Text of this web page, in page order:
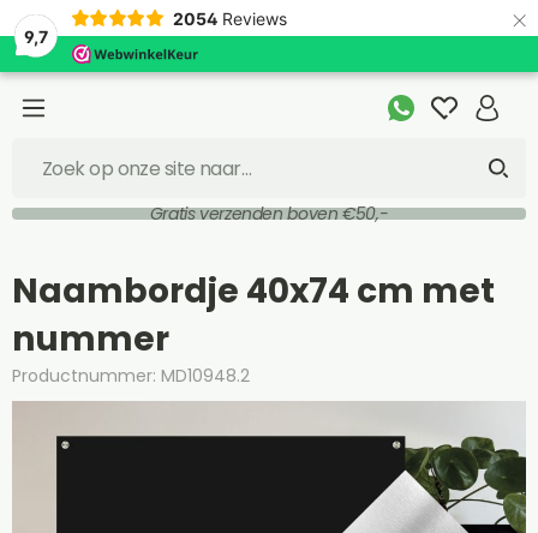
9,7
2054 Reviews ×
Gratis verzenden boven €50,-
Naambordje 40x74 cm met
nummer
Productnummer: MD10948.2